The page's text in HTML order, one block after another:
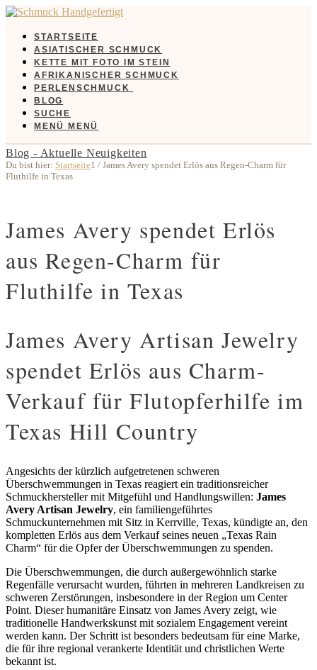
STARTSEITE
ASIATISCHER SCHMUCK
KETTE MIT FOTO IM STEIN
AFRIKANISCHER SCHMUCK
PERLENSCHMUCK
BLOG
SUCHE
MENÜ
MENÜ
Blog - Aktuelle Neuigkeiten
Du bist hier: Startseite1 / James Avery spendet Erlös aus Regen-Charm für
Fluthilfe in Texas
James Avery spendet Erlös
aus Regen-Charm für
Fluthilfe in Texas
James Avery Artisan Jewelry
spendet Erlös aus Charm-
Verkauf für Flutopferhilfe im
Texas Hill Country
Angesichts der kürzlich aufgetretenen schweren
Überschwemmungen in Texas reagiert ein traditionsreicher
Schmuckhersteller mit Mitgefühl und Handlungswillen: James
Avery Artisan Jewelry, ein familiengeführtes
Schmuckunternehmen mit Sitz in Kerrville, Texas, kündigte an, den
kompletten Erlös aus dem Verkauf seines neuen „Texas Rain
Charm“ für die Opfer der Überschwemmungen zu spenden.
Die Überschwemmungen, die durch außergewöhnlich starke
Regenfälle verursacht wurden, führten in mehreren Landkreisen zu
schweren Zerstörungen, insbesondere in der Region um Center
Point. Dieser humanitäre Einsatz von James Avery zeigt, wie
traditionelle Handwerkskunst mit sozialem Engagement vereint
werden kann. Der Schritt ist besonders bedeutsam für eine Marke,
die für ihre regional verankerte Identität und christlichen Werte
bekannt ist.